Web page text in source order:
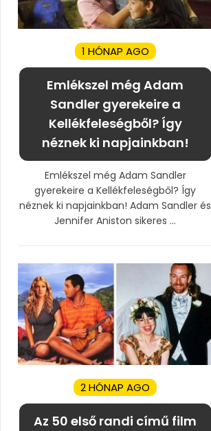
1 HÓNAP AGO
Emlékszel még Adam
Sandler gyerekeire a
Kellékfeleségből? Így
néznek ki napjainkban!
Emlékszel még Adam Sandler
gyerekeire a Kellékfeleségből? Így
néznek ki napjainkban! Adam Sandler és
Jennifer Aniston sikeres ...
2 HÓNAP AGO
Az 50 első randi című film